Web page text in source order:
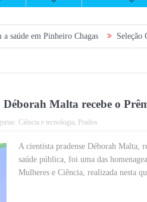
Chagas Seleção Geral do
Malta recebe o
Ciência e tecnologia, Prados
A cientista pradense Déborah Malta,
saúde pública, foi uma das
Mulheres e Ciência, realizada nesta